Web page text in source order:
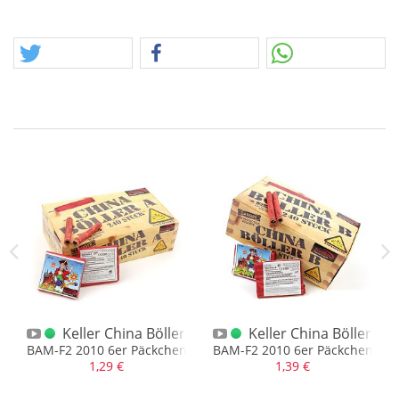
Böller DKeller China Böller A BAM-F2 2010
BAM-F2 2010 6er Päckchen
1,29 €
Keller China Böller B
BAM-F2 2010 6er Päckchen
1,39 €